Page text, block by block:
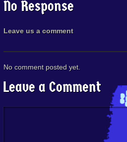
No Response
Leave us a comment
No comment posted yet.
Leave a Comment